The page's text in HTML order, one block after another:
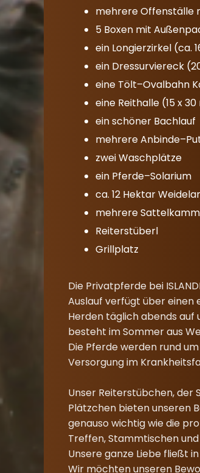
mehrere Offenställe
5 Boxen mit
ein Longierzirkel (ca.
ein Dressurviereck
eine Tölt–Ovalbahn
eine Reithalle (15 x
ein schöner Bachlauf
mehrere
zwei Waschplätze
ein Pferde–Solarium
ca. 12 Hektar
mehrere
Reiterstüberl
Grillplatz
Die Privatpferde bei
Auslauf verfügt über einen
Herden täglich abends auf
besteht im Sommer aus
Die Pferde werden rund
Versorgung im
Unser Reiterstübchen, der
Plätzchen bieten unseren
genauso wichtig wie die
Treffen, Stammtischen
Unsere ganze Liebe fließt
Wir möchten unseren